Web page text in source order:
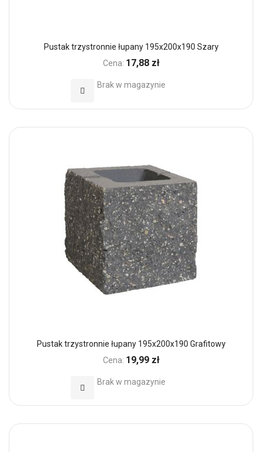
Pustak trzystronnie łupany 195x200x190 Szary
Cena: 17,88 zł
Brak w magazynie
Dodaj do Ulubionych
Pustak trzystronnie łupany 195x200x190 Grafitowy
Cena: 19,99 zł
Brak w magazynie
Dodaj do Ulubionych